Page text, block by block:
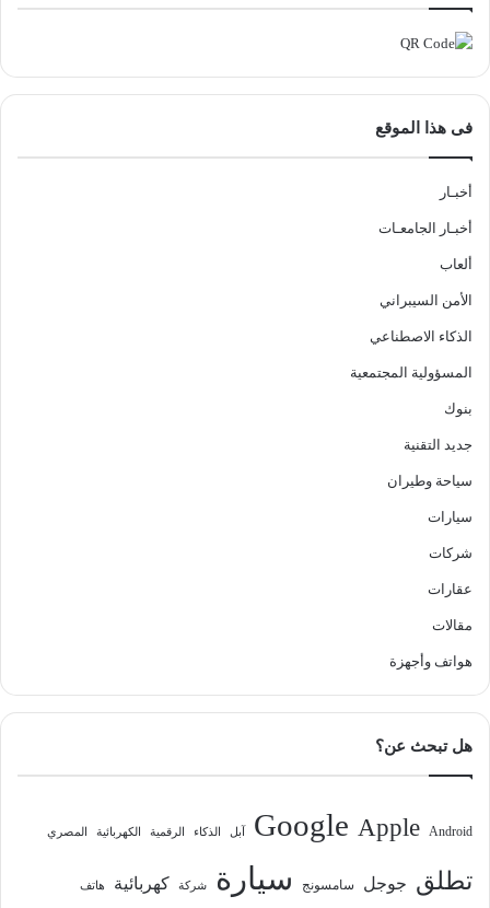
فى هذا الموقع
أخبـار
أخبـار الجامعـات
ألعاب
الأمن السيبراني
الذكاء الاصطناعي
المسؤولية المجتمعية
بنوك
جديد التقنية
سياحة وطيران
سيارات
شركات
عقارات
مقالات
هواتف وأجهزة
هل تبحث عن؟
Android
Apple
Google آبل الذكاء الرقمية الكهربائية المصري
تطلق جوجل سامسونج سيارة شركة كهربائية هاتف